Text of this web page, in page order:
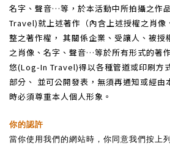
名字、聲音…等，於本活動中所拍攝之作
Travel)就上述著作（內含上述授權之肖像
整之著作權， 其關係企業、受讓人、被授
之肖像、名字、聲音…等於所有形式的著
悠(Log-In Travel)得以各種管道或印刷方
部分、 並可公開發表，無須再通知或經由
時必須尊重本人個人形象。
你的認許
當你使用我們的網站時，你同意我們按上